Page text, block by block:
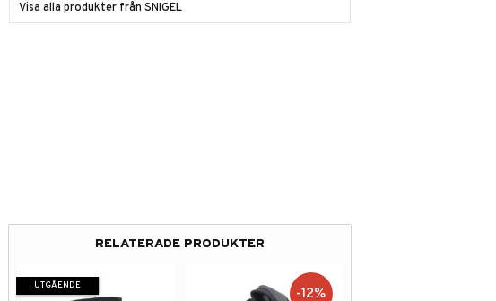
Visa alla produkter från SNIGEL
RELATERADE PRODUKTER
UTGÅENDE 12%